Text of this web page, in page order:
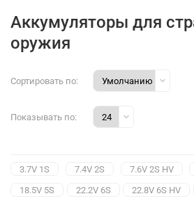
Аккумуляторы для
оружия
Сортировать по:
Показывать по:
3.7V 1S 7.4V 2S 7.6V 2S HV
18.5V 5S
22.2V 6S 22.8V 6S HV